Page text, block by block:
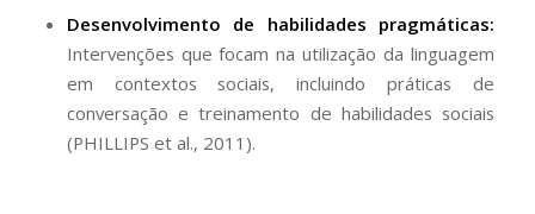
Desenvolvimento de habilidades pragmáticas:
Intervenções que focam na utilização da linguagem
em contextos sociais, incluindo práticas de
conversação e treinamento de habilidades sociais
(PHILLIPS et al., 2011).